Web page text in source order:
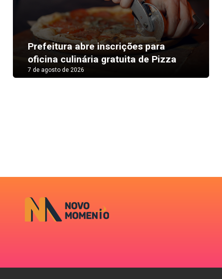
Prefeitura abre inscrições para
oficina culinária gratuita de Pizza
7 de agosto de 2026